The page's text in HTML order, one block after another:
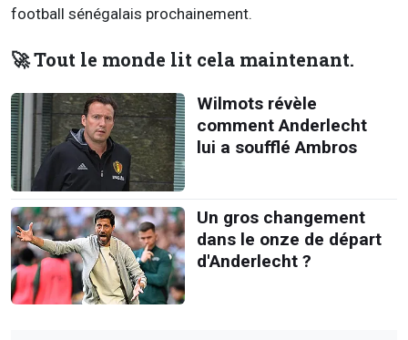
football sénégalais prochainement.
🚀 Tout le monde lit cela maintenant.
Wilmots révèle
comment Anderlecht
lui a soufflé Ambros
Un gros changement
dans le onze de départ
d'Anderlecht ?